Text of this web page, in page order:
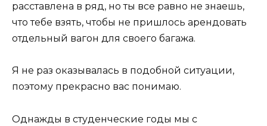
расставлена в ряд, но ты все равно не знаешь,
что тебе взять, чтобы не пришлось арендовать
отдельный вагон для своего багажа.
Я не раз оказывалась в подобной ситуации,
поэтому прекрасно вас понимаю.
Однажды в студенческие годы мы с